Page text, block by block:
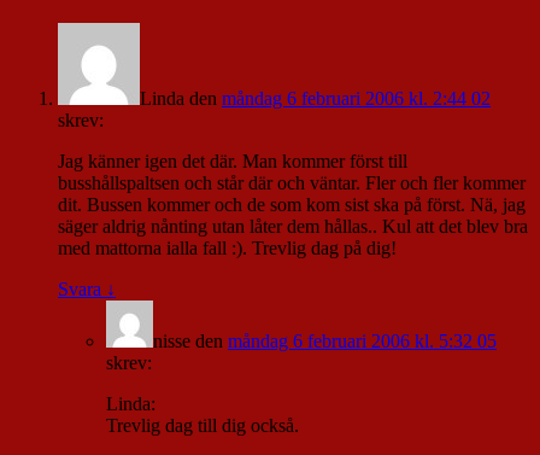
Linda den måndag 6 februari 2006 kl. 2:44 02
skrev:
Jag känner igen det där. Man kommer först till
busshållspaltsen och står där och väntar. Fler och fler kommer
dit. Bussen kommer och de som kom sist ska på först. Nä, jag
säger aldrig nånting utan låter dem hållas.. Kul att det blev bra
med mattorna ialla fall :). Trevlig dag på dig!
Svara ↓
nisse den måndag 6 februari 2006 kl. 5:32 05
skrev:
Linda:
Trevlig dag till dig också.